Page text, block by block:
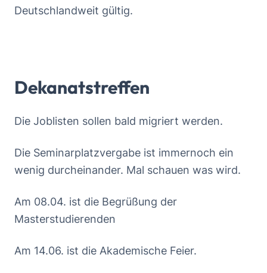
Deutschlandweit gültig.
Dekanatstreffen
Die Joblisten sollen bald migriert werden.
Die Seminarplatzvergabe ist immernoch ein
wenig durcheinander. Mal schauen was wird.
Am 08.04. ist die Begrüßung der
Masterstudierenden
Am 14.06. ist die Akademische Feier.